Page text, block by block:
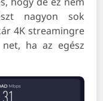
nagyon sok
4K streamingre
ha az egész